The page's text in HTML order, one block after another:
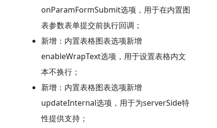
onParamFormSubmit选项，用于在内置图
表参数表单提交前执行回调；
新增：内置表格图表选项新增
enableWrapText选项，用于设置表格内文
本不换行；
新增：内置表格图表选项新增
updateInternal选项，用于为serverSide特
性提供支持；